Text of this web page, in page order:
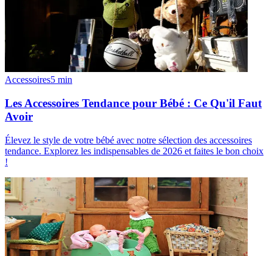
Accessoires5 min
Les Accessoires Tendance pour Bébé : Ce Qu'il Faut
Avoir
Élevez le style de votre bébé avec notre sélection des accessoires
tendance. Explorez les indispensables de 2026 et faites le bon choix
!